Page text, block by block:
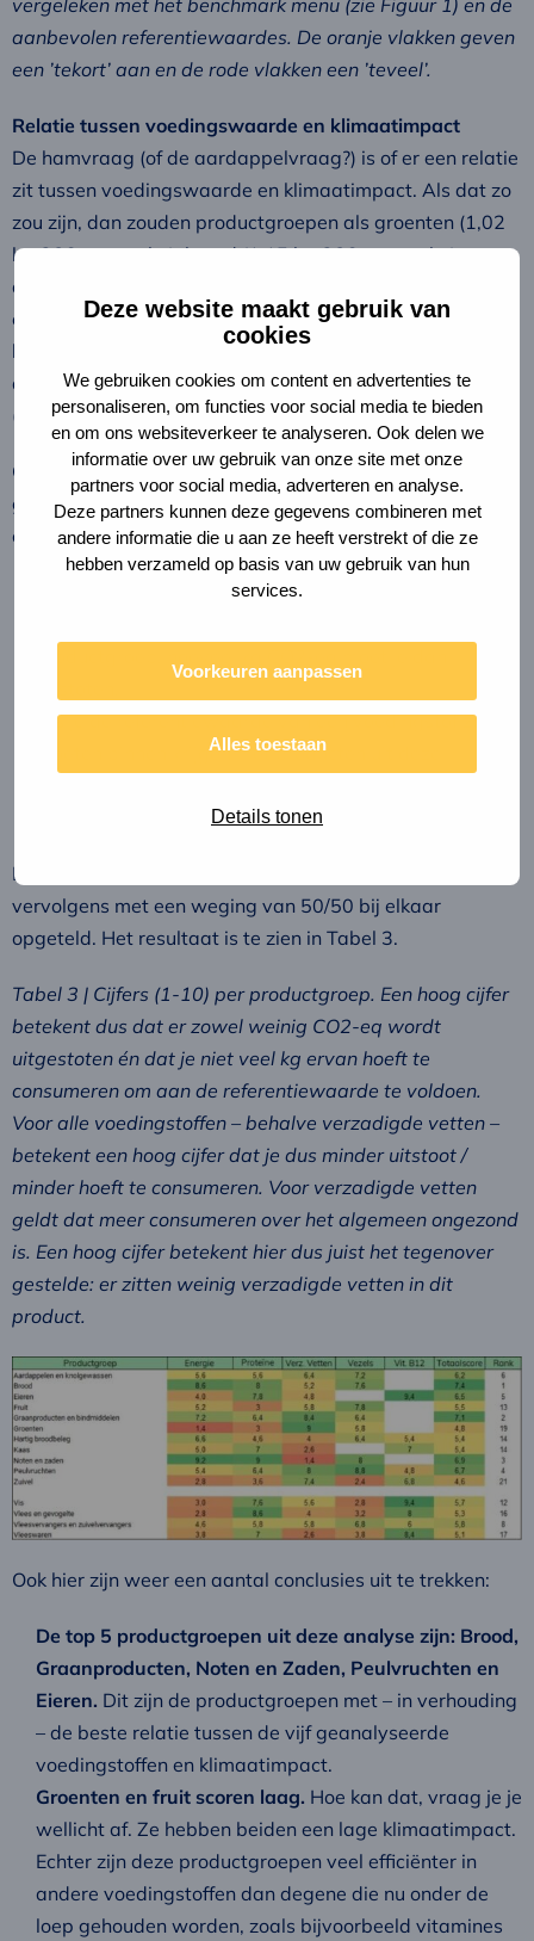
Deze website maakt gebruik van
cookies
We gebruiken cookies om content en advertenties te
personaliseren, om functies voor social media te bieden
en om ons websiteverkeer te analyseren. Ook delen we
informatie over uw gebruik van onze site met onze
partners voor social media, adverteren en analyse.
Deze partners kunnen deze gegevens combineren met
andere informatie die u aan ze heeft verstrekt of die ze
hebben verzameld op basis van uw gebruik van hun
services.
Voorkeuren aanpassen
Alles toestaan
Details tonen
vergeleken met het benchmark menu (zie Figuur 1) en de
aanbevolen referentiewaardes. De oranje vlakken geven
een ’tekort’ aan en de rode vlakken een ’teveel’.
Relatie tussen voedingswaarde en klimaatimpact
De hamvraag (of de aardappelvraag?) is of er een relatie
zit tussen voedingswaarde en klimaatimpact. Als dat zo
zou zijn, dan zouden productgroepen als groenten (1,02
kg CO2-eq per kg), brood (1,15 kg CO2-eq per kg),
aardappelen en knolgewassen (0,09 kg CO2-eq per kg)
en fruit (0,67 kg CO2-eq per kg) ook erg goed – of juist
heel slecht – moeten scoren op voedingswaarde. En
andersom voor vlees (14,85 kg CO2-eq per kg) en vis
(6,32 kg CO2-eq per kg).
Om hier iets over te kunnen zeggen heb ik een poging
gedaan om alles te vatten in één cijfer van 1 tot 10. Dit
cijfer omvat twee variabelen:
Als je de referentiewaarde van een voedingstof zou
Als je de referentiewaarde van een voedingstof zou
moeten binnen krijgen met producten uit deze
Beide vragen krijgen een score van 1-10 en die is
vervolgens met een weging van 50/50 bij elkaar
opgeteld. Het resultaat is te zien in Tabel 3.
Tabel 3 | Cijfers (1-10) per productgroep. Een hoog cijfer
betekent dus dat er zowel weinig CO2-eq wordt
uitgestoten én dat je niet veel kg ervan hoeft te
consumeren om aan de referentiewaarde te voldoen.
Voor alle voedingstoffen – behalve verzadigde vetten –
betekent een hoog cijfer dat je dus minder uitstoot /
minder hoeft te consumeren. Voor verzadigde vetten
geldt dat meer consumeren over het algemeen ongezond
is. Een hoog cijfer betekent hier dus juist het tegenover
gestelde: er zitten weinig verzadigde vetten in dit
product.
Ook hier zijn weer een aantal conclusies uit te trekken:
De top 5 productgroepen uit deze analyse zijn: Brood,
Graanproducten, Noten en Zaden, Peulvruchten en
Eieren. Dit zijn de productgroepen met – in verhouding
– de beste relatie tussen de vijf geanalyseerde
voedingstoffen en klimaatimpact.
Groenten en fruit scoren laag. Hoe kan dat, vraag je je
wellicht af. Ze hebben beiden een lage klimaatimpact.
Echter zijn deze productgroepen veel efficiënter in
andere voedingstoffen dan degene die nu onder de
loep gehouden worden, zoals bijvoorbeeld vitamines